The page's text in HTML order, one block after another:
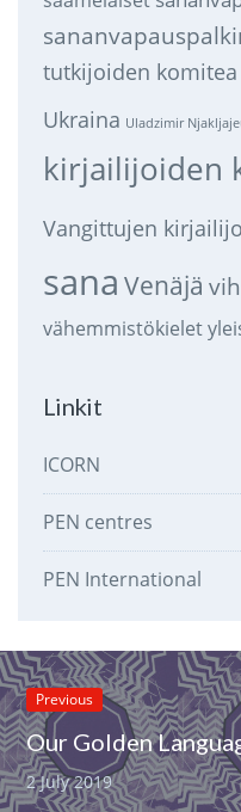
tutkijoiden komitea
Ukraina Uladzimir
kirjailijoiden
Vangittujen
sana Venäjä
vähemmistökielet
Linkit
ICORN
PEN centres
PEN International
Previous
2 July 2019